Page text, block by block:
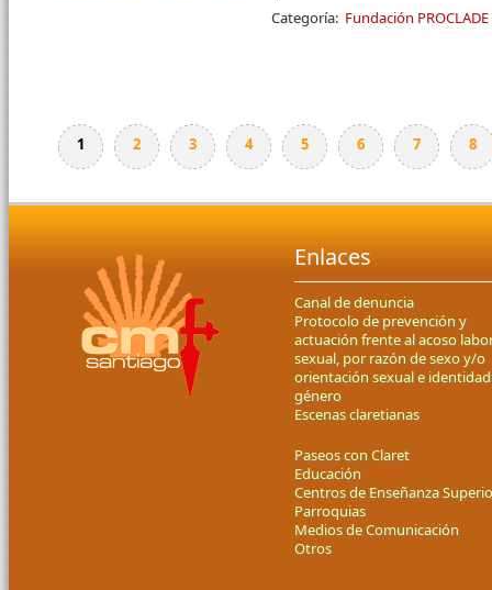
Categoría: Fundación PROCLADE
Páginas
1 2 3 4 5 6 7 8
Enlaces
Canal de denuncia
Protocolo de prevención y
actuación frente al acoso
sexual, por razón de sexo y/o
orientación sexual e
género
Escenas claretianas
Paseos con Claret
Educación
Centros de Enseñanza
Parroquias
Medios de Comunicación
Otros